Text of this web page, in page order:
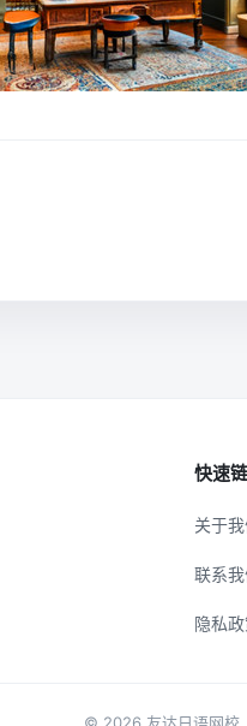
快速
关于
联系我
隐私